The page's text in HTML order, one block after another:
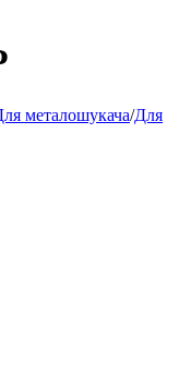
металошукача/Для